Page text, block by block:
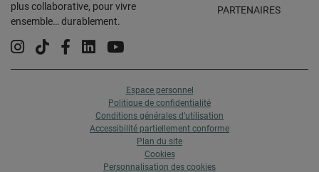
plus collaborative, pour vivre
ensemble… durablement.
PARTENAIRES
Instagram
TiktokFacebook
LinkedinYouTube
Espace personnel
Politique de confidentialité
Conditions générales d’utilisation
Accessibilité partiellement conforme
Plan du site
Cookies
Personnalisation des cookies